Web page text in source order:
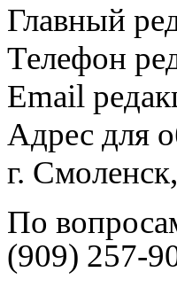
Главный
Телефон
Email
Адрес для
г.
По
(909) 257-